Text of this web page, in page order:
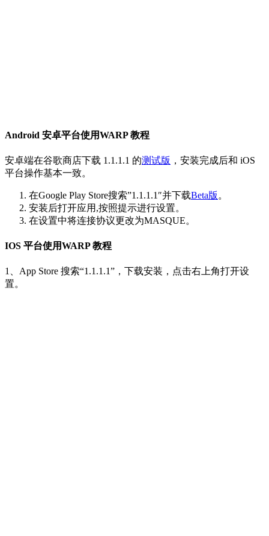
Android 安卓平台使用WARP 教程
安卓端在谷歌商店下载 1.1.1.1 的测试版 ，安装完成后和 iOS
平台操作基本一致。
在Google Play Store搜索”1.1.1.1″并下载Beta版 。
安装后打开应用,按照提示进行设置。
在设置中将连接协议更改为MASQUE。
IOS 平台使用WARP 教程
1、App Store 搜索“1.1.1.1”，下载安装，点击右上角打开设
置。